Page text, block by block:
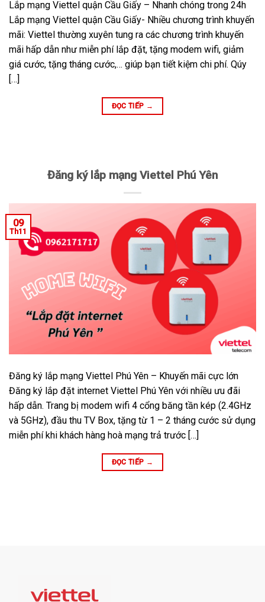
Lắp mạng Viettel quận Cầu Giấy – Nhanh chóng trong 24h
Lắp mạng Viettel quận Cầu Giấy- Nhiều chương trình khuyến
mãi: Viettel thường xuyên tung ra các chương trình khuyến
mãi hấp dẫn như miễn phí lắp đặt, tặng modem wifi, giảm
giá cước, tặng tháng cước,… giúp bạn tiết kiệm chi phí. Qúy
[…]
ĐỌC TIẾP →
Đăng ký lắp mạng Viettel Phú Yên
09
Th11
Đăng ký lắp mạng Viettel Phú Yên – Khuyến mãi cực lớn
Đăng ký lắp đặt internet Viettel Phú Yên với nhiều ưu đãi
hấp dẫn. Trang bị modem wifi 4 cổng băng tần kép (2.4GHz
và 5GHz), đầu thu TV Box, tặng từ 1 – 2 tháng cước sử dụng
miễn phí khi khách hàng hoà mạng trả trước […]
ĐỌC TIẾP →